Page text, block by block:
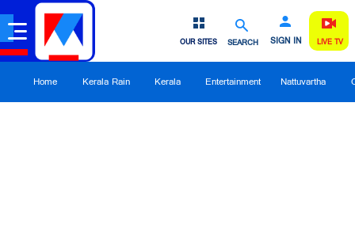
SEARCH SIGN IN
OUR SITES LIVE TV
Home Kerala Rain Kerala Entertainment Nattuvartha